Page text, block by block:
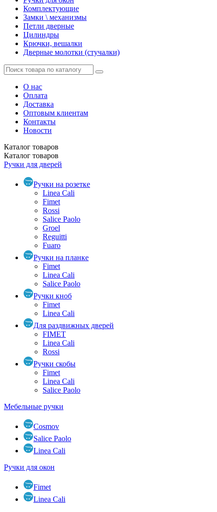
Комплектующие
Замки \ механизмы
Петли дверные
Цилиндры
Крючки, вешалки
Дверные молотки (стучалки)
О нас
Оплата
Доставка
Оптовым клиентам
Контакты
Новости
Каталог товаров
Каталог товаров
Ручки для дверей
Ручки на розетке
Linea Cali
Fimet
Rossi
Salice Paolo
Groel
Reguitti
Fuaro
Ручки на планке
Fimet
Linea Cali
Salice Paolo
Ручки кноб
Fimet
Linea Cali
Для раздвижных дверей
FIMET
Linea Cali
Rossi
Ручки скобы
Fimet
Linea Cali
Salice Paolo
Мебельные ручки
Cosmov
Salice Paolo
Linea Cali
Ручки для окон
Fimet
Linea Cali